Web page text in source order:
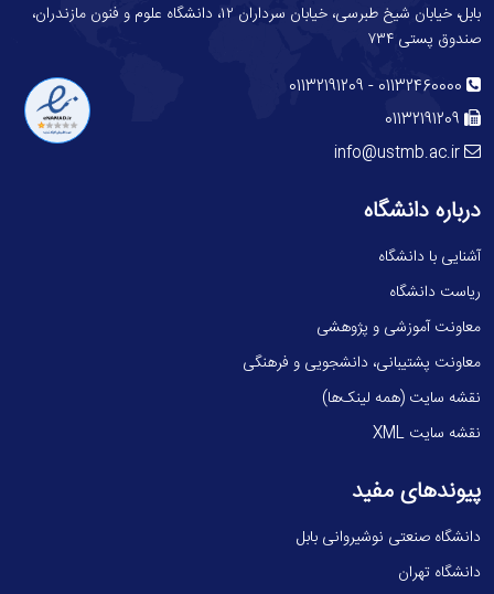
بابل، خیابان شیخ طبرسی، خیابان سرداران ۱۲، دانشگاه علوم و فنون مازندران،
صندوق پستی ۷۳۴
01132460000
-
01132191209
01132191209
info@ustmb.ac.ir
درباره دانشگاه
آشنایی با دانشگاه
ریاست دانشگاه
معاونت آموزشی و پژوهشی
معاونت پشتیبانی، دانشجویی و فرهنگی
نقشه سایت (همه لینک‌ها)
نقشه سایت XML
پیوندهای مفید
دانشگاه صنعتی نوشیروانی بابل
دانشگاه تهران